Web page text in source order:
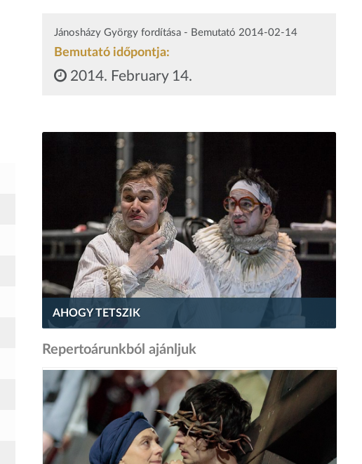
Jánosházy György fordítása - Bemutató 2014-02-14
Bemutató időpontja:
2014. February 14.
AHOGY TETSZIK
Repertoárunkból ajánljuk